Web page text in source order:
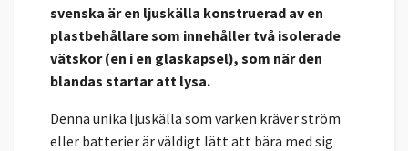
svenska är en ljuskälla konstruerad av en
plastbehållare som innehåller två isolerade
vätskor (en i en glaskapsel), som när den
blandas startar att lysa.
Denna unika ljuskälla som varken kräver ström
eller batterier är väldigt lätt att bära med sig